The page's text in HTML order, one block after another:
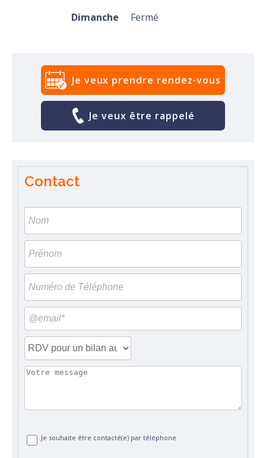
Dimanche
Fermé
Je veux prendre rendez-vous
Je veux être rappelé
Contact
Je souhaite être contacté(e) par téléphone